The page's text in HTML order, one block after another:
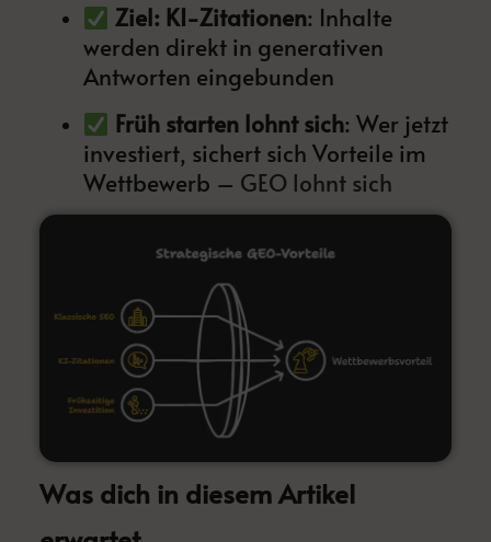
Ziel: KI-Zitationen: Inhalte
werden direkt in generativen
Antworten eingebunden
Früh starten lohnt sich: Wer jetzt
investiert, sichert sich Vorteile im
Wettbewerb – GEO lohnt sich
Was dich in diesem Artikel